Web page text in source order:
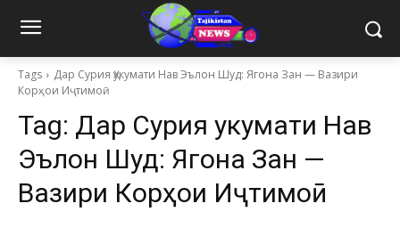
Tags
Дар Сурия Ҳукумати Нав Эълон Шуд: Ягона Зан — Вазири
Корҳои Иҷтимоӣ
Tag: Дар Сурия Ҳукумати Нав
Эълон Шуд: Ягона Зан —
Вазири Корҳои Иҷтимоӣ